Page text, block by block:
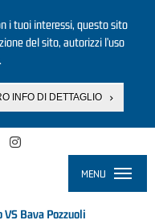
i tuoi interessi, questo sito
del sito, autorizzi l’uso
INFO DI DETTAGLIO
MENU
VS Bava Pozzuoli